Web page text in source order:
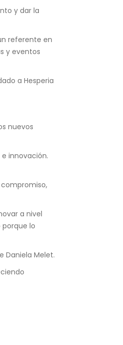
y dar la
referente en
y eventos
a Hesperia
nuevos
innovación.
compromiso,
a nivel
lo
Daniela Melet.